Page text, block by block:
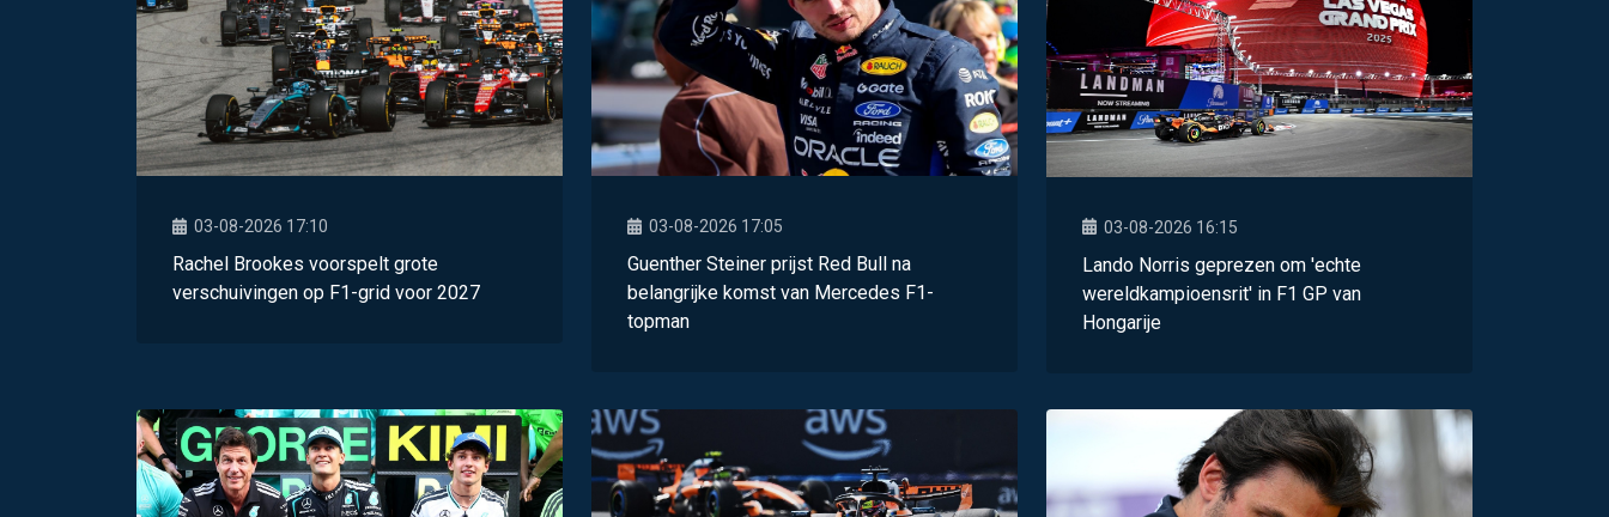
03-08-2026 17:10
Rachel Brookes voorspelt grote
verschuivingen op F1-grid voor 2027
03-08-2026 17:05
Guenther Steiner prijst Red Bull na
belangrijke komst van Mercedes F1-
topman
03-08-2026 16:15
Lando Norris geprezen om 'echte
wereldkampioensrit' in F1 GP van
Hongarije